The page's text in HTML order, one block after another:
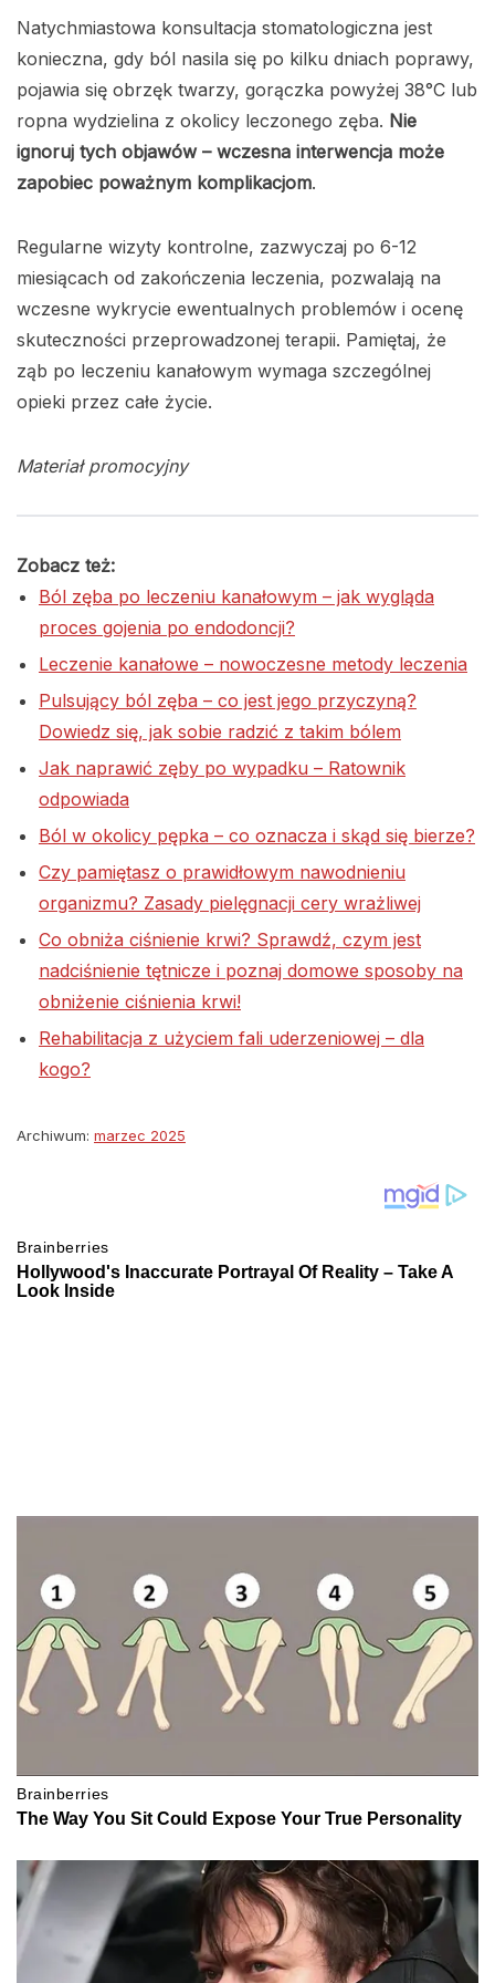
Natychmiastowa konsultacja stomatologiczna jest
konieczna, gdy ból nasila się po kilku dniach poprawy,
pojawia się obrzęk twarzy, gorączka powyżej 38°C lub
ropna wydzielina z okolicy leczonego zęba. Nie
ignoruj tych objawów – wczesna interwencja może
zapobiec poważnym komplikacjom.
Regularne wizyty kontrolne, zazwyczaj po 6-12
miesiącach od zakończenia leczenia, pozwalają na
wczesne wykrycie ewentualnych problemów i ocenę
skuteczności przeprowadzonej terapii. Pamiętaj, że
ząb po leczeniu kanałowym wymaga szczególnej
opieki przez całe życie.
Materiał promocyjny
Zobacz też:
Ból zęba po leczeniu kanałowym – jak wygląda
proces gojenia po endodoncji?
Leczenie kanałowe – nowoczesne metody leczenia
Pulsujący ból zęba – co jest jego przyczyną?
Dowiedz się, jak sobie radzić z takim bólem
Jak naprawić zęby po wypadku – Ratownik
odpowiada
Ból w okolicy pępka – co oznacza i skąd się bierze?
Czy pamiętasz o prawidłowym nawodnieniu
organizmu? Zasady pielęgnacji cery wrażliwej
Co obniża ciśnienie krwi? Sprawdź, czym jest
nadciśnienie tętnicze i poznaj domowe sposoby na
obniżenie ciśnienia krwi!
Rehabilitacja z użyciem fali uderzeniowej – dla
kogo?
Archiwum: marzec 2025